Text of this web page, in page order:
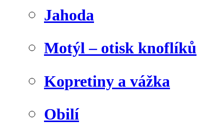
Jahoda
Motýl – otisk knoflíků
Kopretiny a vážka
Obilí